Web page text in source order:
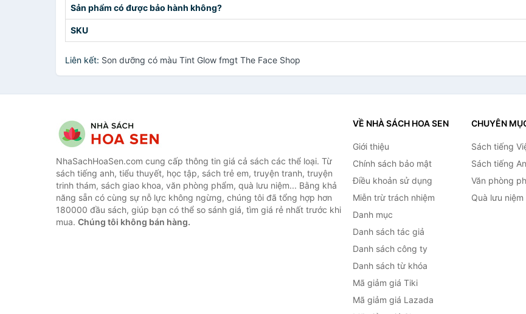
Sản phẩm có được bảo hành không?
SKU
Liên kết: Son dưỡng có màu Tint Glow fmgt The Face Shop
NhaSachHoaSen.com cung cấp thông tin giá cả sách các thể loại. Từ
sách tiếng anh, tiểu thuyết, học tập, sách trẻ em, truyện tranh, truyện
trinh thám, sách giao khoa, văn phòng phẩm, quà lưu niệm... Bằng khả
năng sẵn có cùng sự nỗ lực không ngừng, chúng tôi đã tổng hợp hơn
180000 đầu sách, giúp bạn có thể so sánh giá, tìm giá rẻ nhất trước khi
mua. Chúng tôi không bán hàng.
VỀ NHÀ SÁCH HOA SEN
Giới thiệu
Chính sách bảo mật
Điều khoản sử dụng
Miễn trừ trách nhiệm
Danh mục
Danh sách tác giả
Danh sách công ty
Danh sách từ khóa
Mã giảm giá Tiki
Mã giảm giá Lazada
CHUYÊN
Sách tiếng
Sách tiếng
Văn phòng
Quà lưu niệm